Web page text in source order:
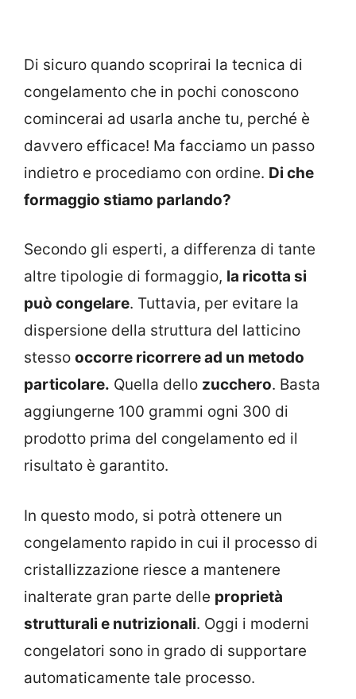
Di sicuro quando scoprirai la tecnica di
congelamento che in pochi conoscono
comincerai ad usarla anche tu, perché è
davvero efficace! Ma facciamo un passo
indietro e procediamo con ordine. Di che
formaggio stiamo parlando?
Secondo gli esperti, a differenza di tante
altre tipologie di formaggio, la ricotta si
può congelare. Tuttavia, per evitare la
dispersione della struttura del latticino
stesso occorre ricorrere ad un metodo
particolare. Quella dello zucchero. Basta
aggiungerne 100 grammi ogni 300 di
prodotto prima del congelamento ed il
risultato è garantito.
In questo modo, si potrà ottenere un
congelamento rapido in cui il processo di
cristallizzazione riesce a mantenere
inalterate gran parte delle proprietà
strutturali e nutrizionali. Oggi i moderni
congelatori sono in grado di supportare
automaticamente tale processo.